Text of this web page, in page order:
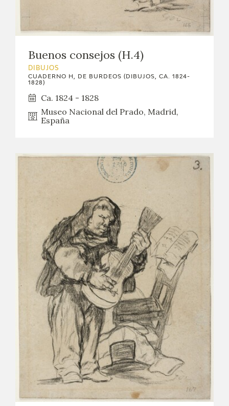
Buenos consejos (H.4)
DIBUJOS
CUADERNO H, DE BURDEOS (DIBUJOS, CA. 1824-
1828)
Ca. 1824 - 1828
Museo Nacional del Prado, Madrid,
España